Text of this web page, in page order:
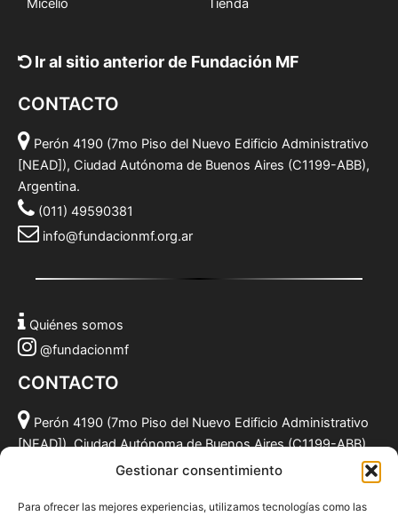
Gestionar consentimiento
Para ofrecer las mejores experiencias, utilizamos tecnologías como las
Micelio
Tienda
Ir al sitio anterior de Fundación MF
CONTACTO
Perón 4190 (7mo Piso del Nuevo Edificio Administrativo
[NEAD]), Ciudad Autónoma de Buenos Aires (C1199-ABB),
Argentina.
(011) 49590381
info@fundacionmf.org.ar
Quiénes somos
@fundacionmf
CONTACTO
Perón 4190 (7mo Piso del Nuevo Edificio Administrativo
[NEAD]), Ciudad Autónoma de Buenos Aires (C1199-ABB),